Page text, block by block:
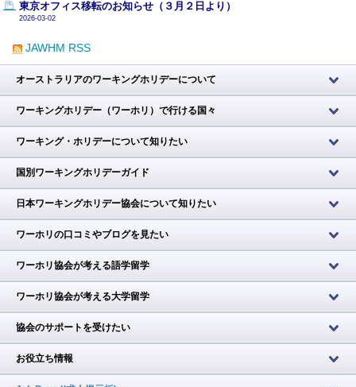
東京オフィス移転のお知らせ（３月２日より）
2026-03-02
JAWHM RSS
オーストラリアのワーキングホリデーについて
ワーキングホリデー（ワーホリ）で行ける国々
ワーキング・ホリデーについて知りたい
国別ワーキングホリデーガイド
日本ワーキングホリデー協会について知りたい
ワーホリの口コミやブログを見たい
ワーホリ協会が考える語学留学
ワーホリ協会が考える大学留学
協会のサポートを受けたい
お役立ち情報